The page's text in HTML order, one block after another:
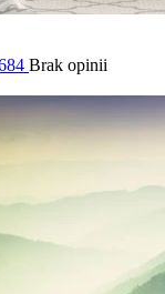
Brak opinii